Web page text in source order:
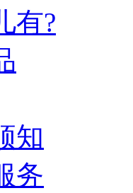
有?
知
务